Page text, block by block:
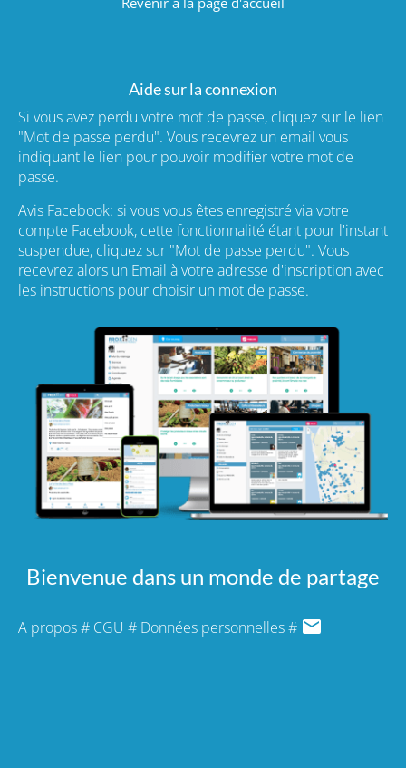
Aide sur la connexion
Si vous avez perdu votre mot de passe, cliquez sur le lien
"Mot de passe perdu". Vous recevrez un email vous
indiquant le lien pour pouvoir modifier votre mot de
passe.
Avis Facebook: si vous vous êtes enregistré via votre
compte Facebook, cette fonctionnalité étant pour l'instant
suspendue, cliquez sur "Mot de passe perdu". Vous
recevrez alors un Email à votre adresse d'inscription avec
les instructions pour choisir un mot de passe.
Bienvenue dans un monde de partage
A propos# CGU # Données personnelles#